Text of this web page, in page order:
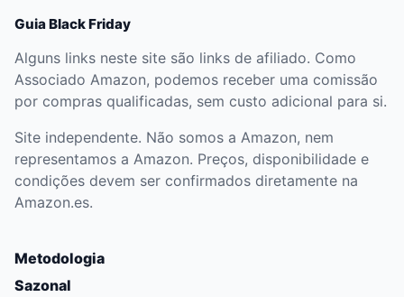
Guia Black Friday
Alguns links neste site são links de afiliado. Como
Associado Amazon, podemos receber uma comissão
por compras qualificadas, sem custo adicional para si.
Site independente. Não somos a Amazon, nem
representamos a Amazon. Preços, disponibilidade e
condições devem ser confirmados diretamente na
Amazon.es.
Metodologia
Sazonal